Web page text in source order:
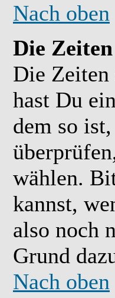
Nach oben
Die
Die
hast Du
dem so
wählen.
kannst,
also noch
Grund
Nach oben